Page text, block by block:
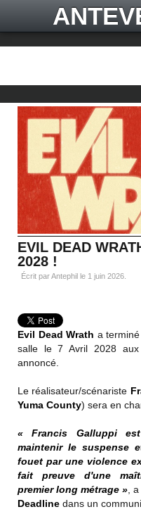
EVIL DEAD
2028 !
Écrit par Antephil le 1 juin 2026
Evil Dead Wrath a
salle le 7 Avril 2028
annoncé.
Le réalisateur/scénariste
Yuma County) sera en
« Francis Galluppi
maintenir le suspense
fouet par une violence
fait preuve d'une
premier long métrage »,
Deadline dans un